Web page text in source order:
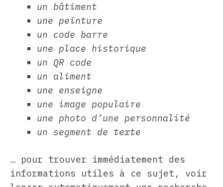
un bâtiment
une peinture
un code barre
une place historique
un QR code
un aliment
une enseigne
une image populaire
une photo d’une personnalité
un segment de texte
… pour trouver immédiatement des
informations utiles à ce sujet, voir